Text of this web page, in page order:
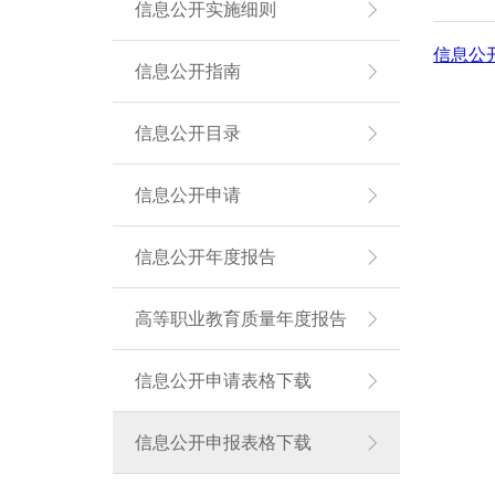
信息公开实施细则
信息公开指南
信息公开目录
信息公开申请
信息公开年度报告
高等职业教育质量年度报告
信息公开申请表格下载
信息公开申报表格下载
信息公